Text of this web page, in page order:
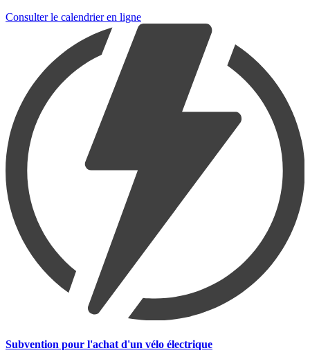
Consulter le calendrier en ligne
Subvention pour l'achat d'un vélo électrique